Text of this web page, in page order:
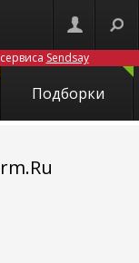
Sendsay
Подборки